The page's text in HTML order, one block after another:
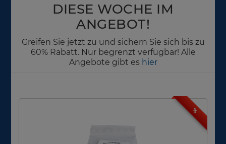
DIESE WOCHE IM
ANGEBOT!
Greifen Sie jetzt zu und sichern Sie sich bis zu
60% Rabatt. Nur begrenzt verfügbar! Alle
Angebote gibt es hier
%